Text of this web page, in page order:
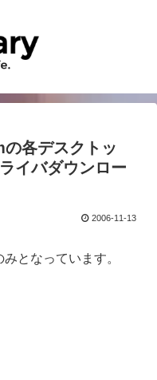
各デスクトッ
イバダウンロー
2006-11-13
となっています。